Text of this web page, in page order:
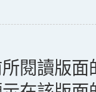
閱讀版